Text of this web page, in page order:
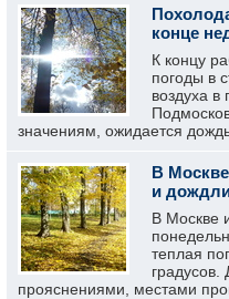
конце
К концу
погоды в
воздуха в
значениям, ожидается
В
и
В Москве
теплая
градусов.
прояснениями, местами